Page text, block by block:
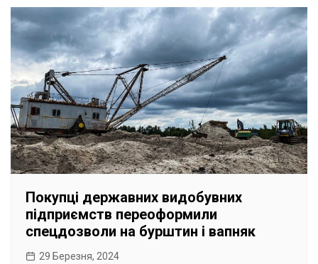
Покупці державних видобувних
підприємств переоформили
спецдозволи на бурштин і вапняк
29 Березня, 2024